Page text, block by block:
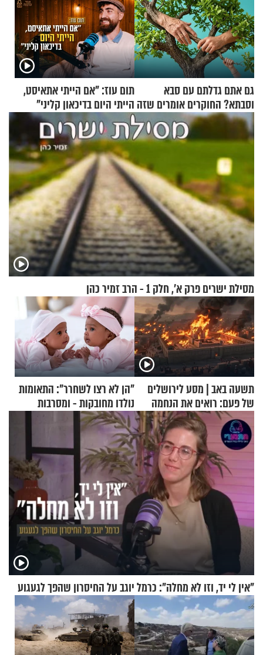
גם אתם גדלתם עם סבא
וסבתא? החוקרים אומרים שזה
מתכון מנצח
תום עוז: "אם הייתי אתאיסט,
הייתי היום בדיכאון קליני"
מסילת ישרים פרק א’, חלק 1 - הרב זמיר כהן
תשעה באב | מסע לירושלים
של פעם: רואים את הנחמה
"הן לא רצו לשחרר": התאומות
נולדו מחובקות - ומסרבות
להיפרד
"אין לי יד, וזו לא מחלה": כרמל יוגב על החיסרון שהפך לגעגוע